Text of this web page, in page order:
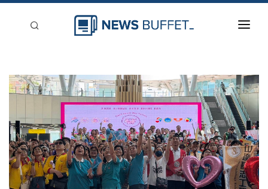
新聞稿分類
刊登